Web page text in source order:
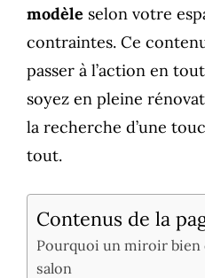
modèle selon votre
contraintes. Ce
passer à l’action en
soyez en pleine
la recherche d’une
tout.
Contenus de la
Pourquoi un miroir
salon